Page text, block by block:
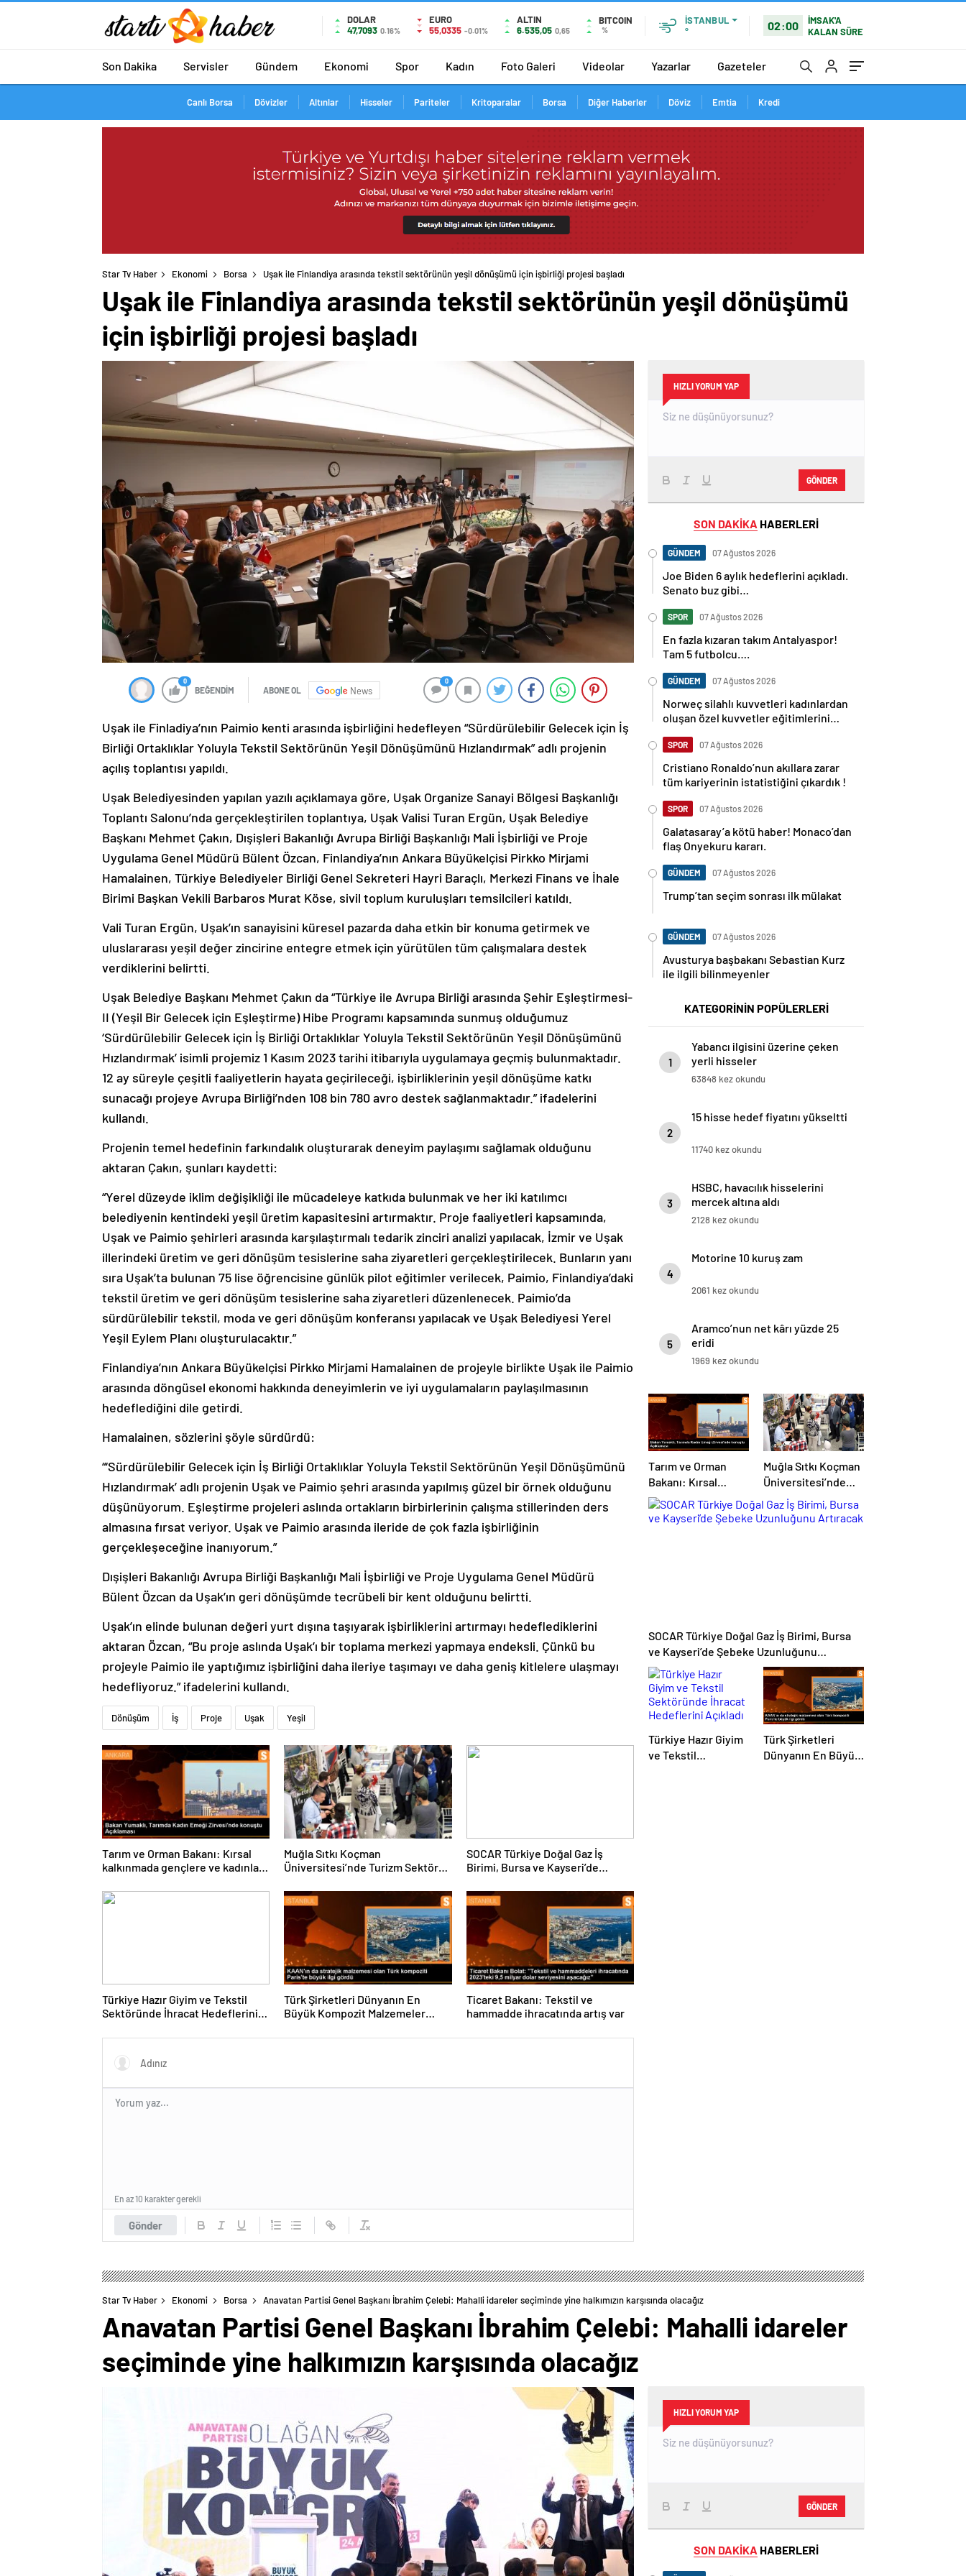
DOLAR
47,7093 0.16%
EURO
55,0335 -0.01%
ALTIN
6.535,05 0,65
BITCOIN
%
İSTANBUL
°
02:00
İMSAK'A
KALAN SÜRE
Son Dakika Servisler Gündem Ekonomi Spor Kadın Foto Galeri Videolar Yazarlar Gazeteler
Canlı Borsa Dövizler Altınlar Hisseler Pariteler Kritoparalar Borsa Diğer Haberler Döviz Emtia Kredi
Star Tv Haber Ekonomi Borsa Uşak ile Finlandiya arasında tekstil sektörünün yeşil dönüşümü için işbirliği projesi başladı
Uşak ile Finlandiya arasında tekstil sektörünün yeşil dönüşümü
için işbirliği projesi başladı
0
BEĞENDİM ABONE OL News
0
Uşak ile Finladiya’nın Paimio kenti arasında işbirliğini hedefleyen “Sürdürülebilir Gelecek için İş
Birliği Ortaklıklar Yoluyla Tekstil Sektörünün Yeşil Dönüşümünü Hızlandırmak” adlı projenin
açılış toplantısı yapıldı.
Uşak Belediyesinden yapılan yazılı açıklamaya göre, Uşak Organize Sanayi Bölgesi Başkanlığı
Toplantı Salonu’nda gerçekleştirilen toplantıya, Uşak Valisi Turan Ergün, Uşak Belediye
Başkanı Mehmet Çakın, Dışişleri Bakanlığı Avrupa Birliği Başkanlığı Mali İşbirliği ve Proje
Uygulama Genel Müdürü Bülent Özcan, Finlandiya’nın Ankara Büyükelçisi Pirkko Mirjami
Hamalainen, Türkiye Belediyeler Birliği Genel Sekreteri Hayri Baraçlı, Merkezi Finans ve İhale
Birimi Başkan Vekili Barbaros Murat Köse, sivil toplum kuruluşları temsilcileri katıldı.
Vali Turan Ergün, Uşak’ın sanayisini küresel pazarda daha etkin bir konuma getirmek ve
uluslararası yeşil değer zincirine entegre etmek için yürütülen tüm çalışmalara destek
verdiklerini belirtti.
Uşak Belediye Başkanı Mehmet Çakın da “Türkiye ile Avrupa Birliği arasında Şehir Eşleştirmesi-
II (Yeşil Bir Gelecek için Eşleştirme) Hibe Programı kapsamında sunmuş olduğumuz
‘Sürdürülebilir Gelecek için İş Birliği Ortaklıklar Yoluyla Tekstil Sektörünün Yeşil Dönüşümünü
Hızlandırmak’ isimli projemiz 1 Kasım 2023 tarihi itibarıyla uygulamaya geçmiş bulunmaktadır.
12 ay süreyle çeşitli faaliyetlerin hayata geçirileceği, işbirliklerinin yeşil dönüşüme katkı
sunacağı projeye Avrupa Birliği’nden 108 bin 780 avro destek sağlanmaktadır.” ifadelerini
kullandı.
Projenin temel hedefinin farkındalık oluşturarak deneyim paylaşımı sağlamak olduğunu
aktaran Çakın, şunları kaydetti:
“Yerel düzeyde iklim değişikliği ile mücadeleye katkıda bulunmak ve her iki katılımcı
belediyenin kentindeki yeşil üretim kapasitesini artırmaktır. Proje faaliyetleri kapsamında,
Uşak ve Paimio şehirleri arasında karşılaştırmalı tedarik zinciri analizi yapılacak, İzmir ve Uşak
illerindeki üretim ve geri dönüşüm tesislerine saha ziyaretleri gerçekleştirilecek. Bunların yanı
sıra Uşak’ta bulunan 75 lise öğrencisine günlük pilot eğitimler verilecek, Paimio, Finlandiya’daki
tekstil üretim ve geri dönüşüm tesislerine saha ziyaretleri düzenlenecek. Paimio’da
sürdürülebilir tekstil, moda ve geri dönüşüm konferansı yapılacak ve Uşak Belediyesi Yerel
Yeşil Eylem Planı oluşturulacaktır.”
Finlandiya’nın Ankara Büyükelçisi Pirkko Mirjami Hamalainen de projeyle birlikte Uşak ile Paimio
arasında döngüsel ekonomi hakkında deneyimlerin ve iyi uygulamaların paylaşılmasının
hedeflediğini dile getirdi.
Hamalainen, sözlerini şöyle sürdürdü:
“‘Sürdürülebilir Gelecek için İş Birliği Ortaklıklar Yoluyla Tekstil Sektörünün Yeşil Dönüşümünü
Hızlandırmak’ adlı projenin Uşak ve Paimio şehri arasında yapılmış güzel bir örnek olduğunu
düşünüyorum. Eşleştirme projeleri aslında ortakların birbirlerinin çalışma stillerinden ders
almasına fırsat veriyor. Uşak ve Paimio arasında ileride de çok fazla işbirliğinin
gerçekleşeceğine inanıyorum.”
Dışişleri Bakanlığı Avrupa Birliği Başkanlığı Mali İşbirliği ve Proje Uygulama Genel Müdürü
Bülent Özcan da Uşak’ın geri dönüşümde tecrübeli bir kent olduğunu belirtti.
Uşak’ın elinde bulunan değeri yurt dışına taşıyarak işbirliklerini artırmayı hedeflediklerini
aktaran Özcan, “Bu proje aslında Uşak’ı bir toplama merkezi yapmaya endeksli. Çünkü bu
projeyle Paimio ile yaptığımız işbirliğini daha ileriye taşımayı ve daha geniş kitlelere ulaşmayı
hedefliyoruz.” ifadelerini kullandı.
Dönüşüm İş Proje Uşak Yeşil
Tarım ve Orman Bakanı: Kırsal
kalkınmada gençlere ve kadınlara
Muğla Sıtkı Koçman
Üniversitesi’nde Turizm Sektörü
SOCAR Türkiye Doğal Gaz İş
Birimi, Bursa ve Kayseri’de
Türkiye Hazır Giyim ve Tekstil
Sektöründe İhracat Hedeflerini
Türk Şirketleri Dünyanın En
Büyük Kompozit Malzemeler
Ticaret Bakanı: Tekstil ve
hammadde ihracatında artış var
Gönder
En az 10 karakter gerekli
HIZLI YORUM YAP
GÖNDER
SON DAKİKA HABERLERİ
GÜNDEM 07 Ağustos 2026
Joe Biden 6 aylık hedeflerini açıkladı.
Senato buz gibi…
SPOR 07 Ağustos 2026
En fazla kızaran takım Antalyaspor!
Tam 5 futbolcu….
GÜNDEM 07 Ağustos 2026
Norweç silahlı kuvvetleri kadınlardan
oluşan özel kuvvetler eğitimlerini
SPOR 07 Ağustos 2026
Cristiano Ronaldo’nun akıllara zarar
tüm kariyerinin istatistiğini çıkardık !
SPOR 07 Ağustos 2026
Galatasaray’a kötü haber! Monaco’dan
flaş Onyekuru kararı.
GÜNDEM 07 Ağustos 2026
Trump’tan seçim sonrası ilk mülakat
GÜNDEM 07 Ağustos 2026
Avusturya başbakanı Sebastian Kurz
ile ilgili bilinmeyenler
KATEGORİNİN POPÜLERLERİ
1
Yabancı ilgisini üzerine çeken
yerli hisseler
63848 kez okundu
2
15 hisse hedef fiyatını yükseltti
11740 kez okundu
3
HSBC, havacılık hisselerini
mercek altına aldı
2128 kez okundu
4
Motorine 10 kuruş zam
2061 kez okundu
5
Aramco’nun net kârı yüzde 25
eridi
1969 kez okundu
Tarım ve Orman
Bakanı: Kırsal
kalkınmada
gençlere ve
Muğla Sıtkı Koçman
Üniversitesi’nde
Turizm Sektörü ve
Öğrenciler Buluştu
SOCAR Türkiye Doğal Gaz İş Birimi, Bursa
ve Kayseri’de Şebeke Uzunluğunu
Artıracak
Türkiye Hazır Giyim
ve Tekstil
Türk Şirketleri
Dünyanın En Büyük
Star Tv Haber Ekonomi Borsa Anavatan Partisi Genel Başkanı İbrahim Çelebi: Mahalli idareler seçiminde yine halkımızın karşısında olacağız
Anavatan Partisi Genel Başkanı İbrahim Çelebi: Mahalli idareler
seçiminde yine halkımızın karşısında olacağız
HIZLI YORUM YAP
GÖNDER
SON DAKİKA HABERLERİ